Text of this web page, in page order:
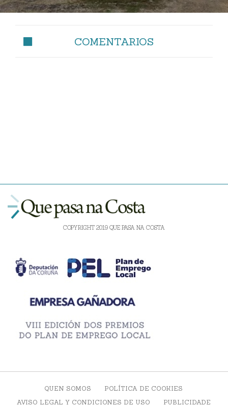
COMENTARIOS
COPYRIGHT 2019 QUE PASA NA COSTA
QUEN SOMOS
POLÍTICA DE COOKIES
AVISO LEGAL Y CONDICIONES DE USO
PUBLICIDADE